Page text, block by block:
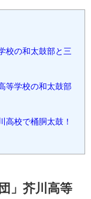
校の和太鼓部と三
等学校の和太鼓部
高校で桶胴太鼓！
」芥川高等